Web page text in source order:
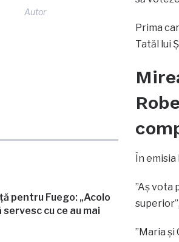
Autor
pentru Fuego: „Acolo
cu ce au mai
Prima
Tatăl lui
În emisia
”Aș vota
”Maria